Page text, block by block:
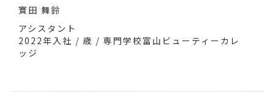
寶田 舞鈴
アシスタント
2022年入社 / 歳 / 専門学校富山ビューティーカレ
ッジ